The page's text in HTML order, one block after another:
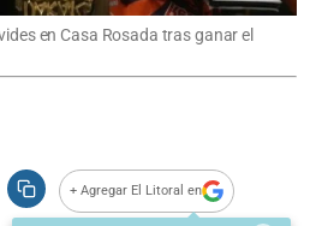
en Casa Rosada tras ganar el
+ Agregar El Litoral en